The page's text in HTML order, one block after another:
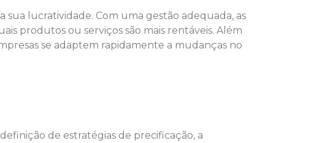
sua lucratividade. Com uma gestão adequada, as
produtos ou serviços são mais rentáveis. Além
se adaptem rapidamente a mudanças no
de estratégias de precificação, a